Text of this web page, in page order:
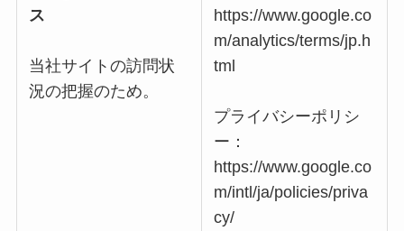
ス
当社サイトの訪問状
況の把握のため。
https://www.google.co
m/analytics/terms/jp.h
tml
プライバシーポリシ
ー：
https://www.google.co
m/intl/ja/policies/priva
cy/